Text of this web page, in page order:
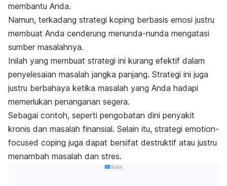
membantu Anda.
Namun, terkadang strategi koping berbasis emosi justru
membuat Anda cenderung menunda-nunda mengatasi
sumber masalahnya.
Inilah yang membuat strategi ini kurang efektif dalam
penyelesaian masalah jangka panjang. Strategi ini juga
justru berbahaya ketika masalah yang Anda hadapi
memerlukan penanganan segera.
Sebagai contoh, seperti pengobatan dini penyakit
kronis dan masalah finansial. Selain itu, strategi emotion-
focused coping juga dapat bersifat destruktif atau justru
menambah masalah dan stres.
Iklan